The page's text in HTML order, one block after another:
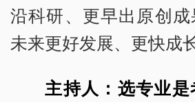
沿科研、更早出原创
未来更好发展、更快成长
主持人：选专业